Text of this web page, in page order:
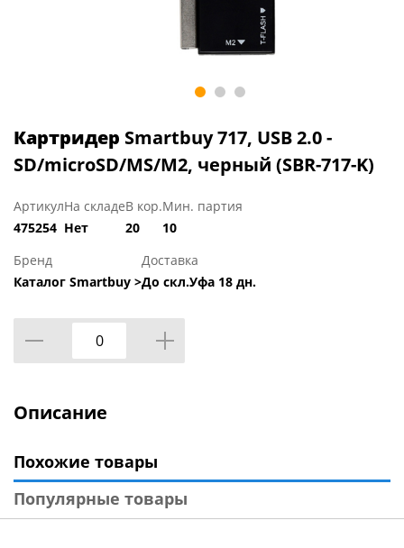
Картридер Smartbuy 717, USB 2.0 -
SD/microSD/MS/M2, черный (SBR-717-K)
Артикул
475254
На складе
Нет
В кор.
20
Мин. партия
10
Бренд
Каталог Smartbuy >
Доставка
До скл.Уфа 18 дн.
Описание
Похожие товары
Популярные товары